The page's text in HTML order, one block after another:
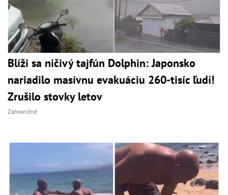
Blíži sa ničivý tajfún Dolphin: Japonsko
nariadilo masívnu evakuáciu 260-tisíc ľudí!
Zrušilo stovky letov
Zahraničné